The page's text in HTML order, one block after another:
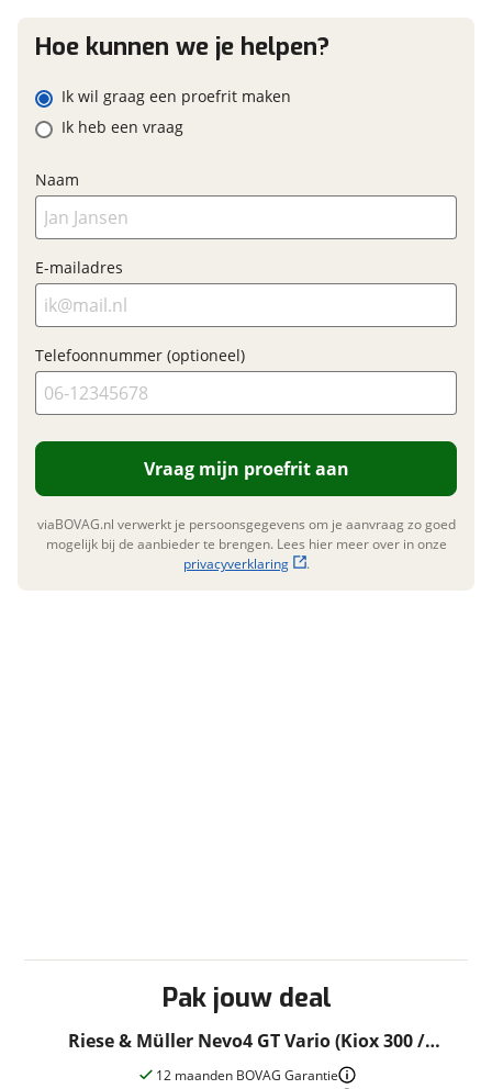
BTW/marge
Marge
BOVAG Garantie
Pak jouw deal
Riese & Müller Nevo4 GT Vario (Kiox 300 /
750Wh) Dames Pure White 47 49cm 2023
12 maanden BOVAG Garantie
Hoe kunnen we je helpen?
Ik wil graag een proefrit maken
Ik heb een vraag
Naam
E-mailadres
Telefoonnummer (optioneel)
Vraag mijn proefrit aan
viaBOVAG.nl verwerkt je persoonsgegevens om je aanvraag zo goed
mogelijk bij de aanbieder te brengen. Lees hier meer over in onze
privacyverklaring
.